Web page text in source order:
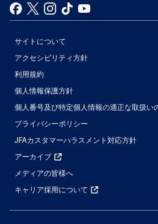
サイトについて
アクセシビリティ方針
利用規約
個人情報保護方針
個人番号及び特定個人情報の適正な取扱い
プライバシーポリシー
JFAカスタマーハラスメント対応方針
アーカイブ
メディアの皆様へ
キャリア採用について